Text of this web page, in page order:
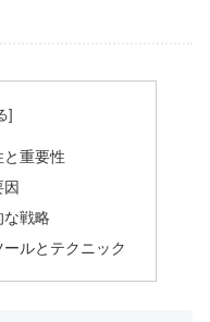
と重要性
な戦略
ルとテクニック